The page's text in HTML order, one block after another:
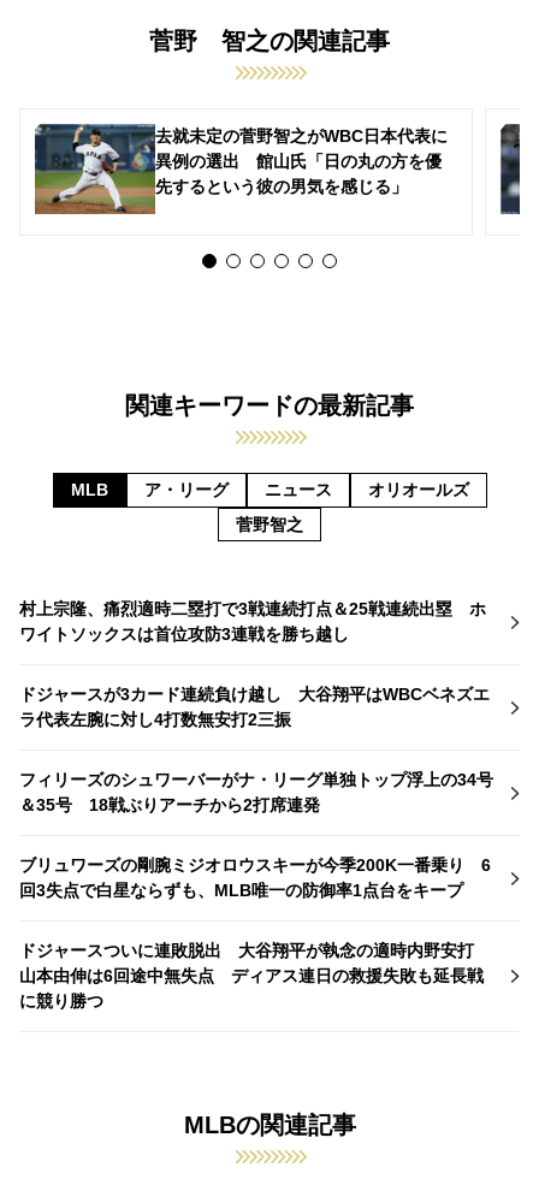
菅野 智之の関連記事
去就未定の菅野智之がWBC日本代表に
異例の選出 館山氏「日の丸の方を優
先するという彼の男気を感じる」
関連キーワードの最新記事
MLB ア・リーグ ニュース
オリオールズ
菅野智之
村上宗隆、痛烈適時二塁打で3戦連続打点＆25戦連続出塁 ホ
ワイトソックスは首位攻防3連戦を勝ち越し
ドジャースが3カード連続負け越し 大谷翔平はWBCベネズエ
ラ代表左腕に対し4打数無安打2三振
フィリーズのシュワーバーがナ・リーグ単独トップ浮上の34号
＆35号 18戦ぶりアーチから2打席連発
ブリュワーズの剛腕ミジオロウスキーが今季200K一番乗り 6
回3失点で白星ならずも、MLB唯一の防御率1点台をキープ
ドジャースついに連敗脱出 大谷翔平が執念の適時内野安打
山本由伸は6回途中無失点 ディアス連日の救援失敗も延長戦
に競り勝つ
MLBの関連記事